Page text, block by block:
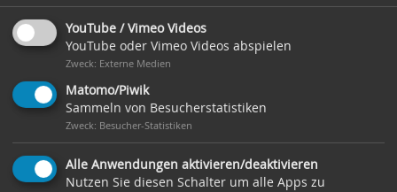
2016 50.000 50.500
150.000
2018 30.000 10.000
YouTube / Vimeo Videos
YouTube oder Vimeo Videos abspielen
Zweck: Externe Medien
Matomo/Piwik
Sammeln von Besucherstatistiken
Zweck: Besucher-Statistiken
Alle Anwendungen aktivieren/deaktivieren
Nutzen Sie diesen Schalter um alle Apps zu